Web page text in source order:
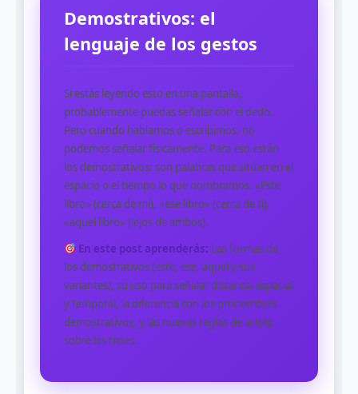
Demostrativos: el
lenguaje de los gestos
Si estás leyendo esto en una pantalla,
probablemente puedas señalar con el dedo.
Pero cuando hablamos o escribimos, no
podemos señalar físicamente. Para eso están
los demostrativos: son palabras que sitúan en el
espacio o el tiempo lo que nombramos. «Este
libro» (cerca de mí), «ese libro» (cerca de ti),
«aquel libro» (lejos de ambos).
En este post aprenderás: Las formas de
los demostrativos (este, ese, aquel y sus
variantes), su uso para señalar distancia espacial
y temporal, la diferencia con los pronombres
demostrativos, y las nuevas reglas de la RAE
sobre las tildes.